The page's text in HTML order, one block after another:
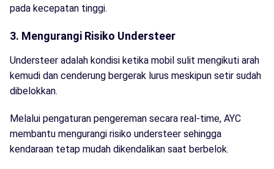
pada kecepatan tinggi.
3. Mengurangi Risiko Understeer
Understeer adalah kondisi ketika mobil sulit mengikuti arah
kemudi dan cenderung bergerak lurus meskipun setir sudah
dibelokkan.
Melalui pengaturan pengereman secara real-time, AYC
membantu mengurangi risiko understeer sehingga
kendaraan tetap mudah dikendalikan saat berbelok.